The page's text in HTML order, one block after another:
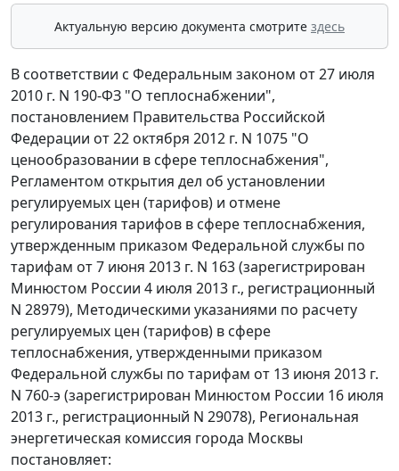
Актуальную версию документа смотрите здесь
В соответствии с Федеральным законом от 27 июля
2010 г. N 190-ФЗ "О теплоснабжении",
постановлением Правительства Российской
Федерации от 22 октября 2012 г. N 1075 "О
ценообразовании в сфере теплоснабжения",
Регламентом открытия дел об установлении
регулируемых цен (тарифов) и отмене
регулирования тарифов в сфере теплоснабжения,
утвержденным приказом Федеральной службы по
тарифам от 7 июня 2013 г. N 163 (зарегистрирован
Минюстом России 4 июля 2013 г., регистрационный
N 28979), Методическими указаниями по расчету
регулируемых цен (тарифов) в сфере
теплоснабжения, утвержденными приказом
Федеральной службы по тарифам от 13 июня 2013 г.
N 760-э (зарегистрирован Минюстом России 16 июля
2013 г., регистрационный N 29078), Региональная
энергетическая комиссия города Москвы
постановляет: